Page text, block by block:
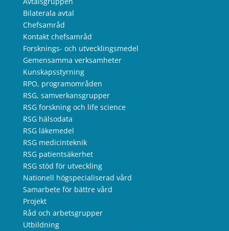
Bilaterala avtal
Chefsamråd
Kontakt chefsamråd
Forsknings- och utvecklingsmedel
Gemensamma verksamheter
Kunskapsstyrning
RPO, programområden
RSG, samverkansgrupper
RSG forskning och life science
RSG hälsodata
RSG läkemedel
RSG medicinteknik
RSG patientsäkerhet
RSG stöd för utveckling
Nationell högspecialiserad vård
Samarbete för bättre vård
Projekt
Råd och arbetsgrupper
Utbildning